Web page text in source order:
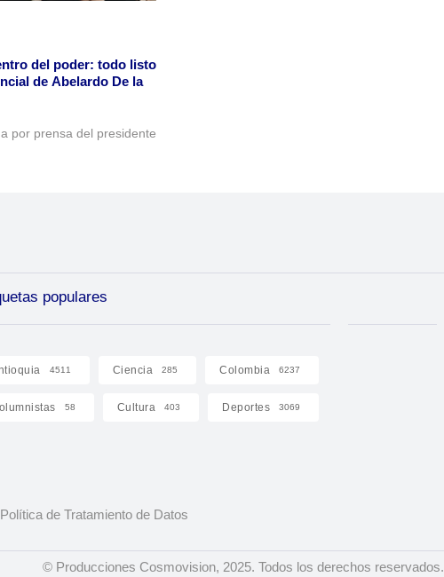
del poder: todo listo
de Abelardo De la
por prensa del presidente
populares
4511 Ciencia 285 Colombia 6237
58 Cultura 403 Deportes 3069
Política de Tratamiento de Datos
© Producciones Cosmovision, 2025. Todos los derechos reservados.